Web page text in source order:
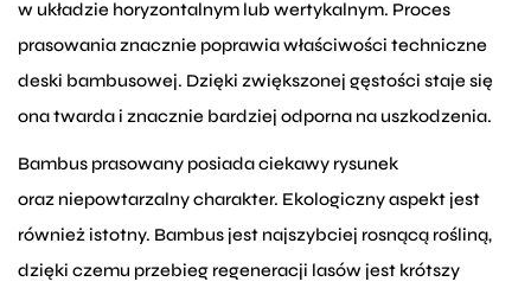
w układzie horyzontalnym lub wertykalnym. Proces
prasowania znacznie poprawia właściwości techniczne
deski bambusowej. Dzięki zwiększonej gęstości staje się
ona twarda i znacznie bardziej odporna na uszkodzenia.
Bambus prasowany posiada ciekawy rysunek
oraz niepowtarzalny charakter. Ekologiczny aspekt jest
również istotny. Bambus jest najszybciej rosnącą rośliną,
dzięki czemu przebieg regeneracji lasów jest krótszy